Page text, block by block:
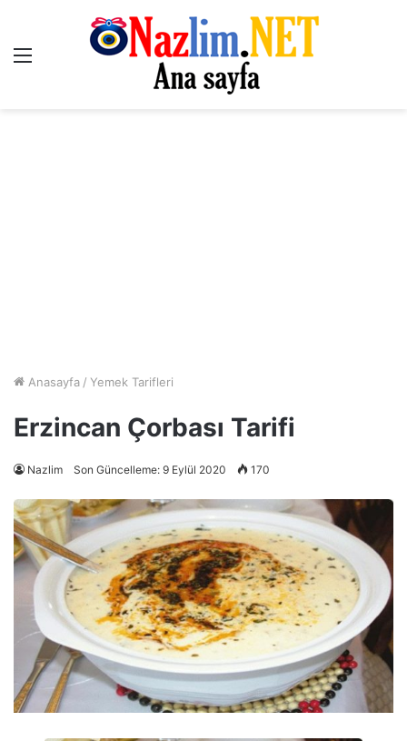
Menü
Anasayfa / Yemek Tarifleri
Erzincan Çorbası Tarifi
Nazlim Son Güncelleme: 9 Eylül 2020 170